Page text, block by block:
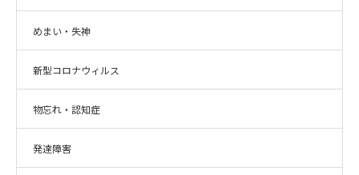
めまい・失神
新型コロナウィルス
物忘れ・認知症
発達障害